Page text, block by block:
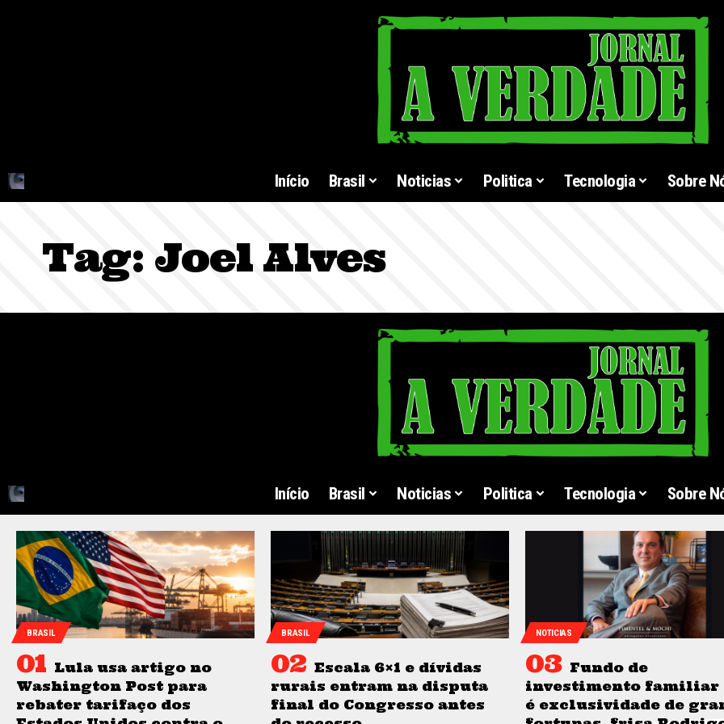
Início Brasil Noticias Politica Tecnologia Sobre
Tag: Joel Alves
Início Brasil Noticias Politica Tecnologia Sobre
BRASIL
Lula usa artigo no
Washington Post para
rebater tarifaço dos
BRASIL
Escala 6×1 e dívidas
rurais entram na disputa
final do Congresso antes
NOTICIAS
Fundo de
investimento familiar
é exclusividade de